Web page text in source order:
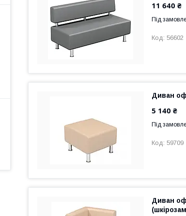
11 640 ₴
Під
56602
Диван
5 140 ₴
Під
59709
Диван